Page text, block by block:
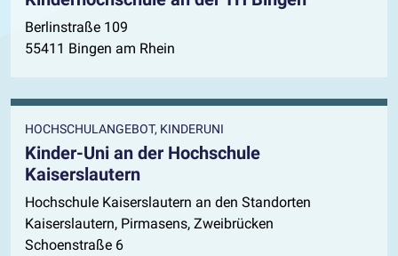
Berlinstraße 109
55411 Bingen am Rhein
HOCHSCHULANGEBOT, KINDERUNI
Kinder-Uni an der Hochschule
Kaiserslautern
Hochschule Kaiserslautern an den Standorten
Kaiserslautern, Pirmasens, Zweibrücken
Schoenstraße 6